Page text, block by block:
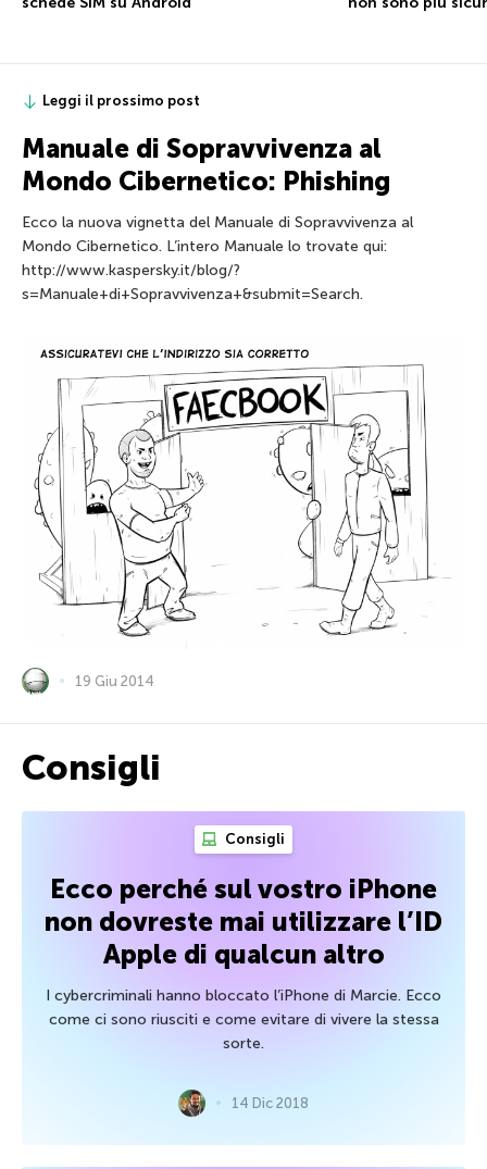
Leggi il prossimo post
Manuale di Sopravvivenza al
Mondo Cibernetico: Phishing
Ecco la nuova vignetta del Manuale di Sopravvivenza al
Mondo Cibernetico. L’intero Manuale lo trovate qui:
http://www.kaspersky.it/blog/?
s=Manuale+di+Sopravvivenza+&submit=Search.
19 Giu 2014
Consigli
Consigli
Ecco perché sul vostro iPhone
non dovreste mai utilizzare l’ID
Apple di qualcun altro
I cybercriminali hanno bloccato l’iPhone di Marcie. Ecco
come ci sono riusciti e come evitare di vivere la stessa
sorte.
14 Dic 2018